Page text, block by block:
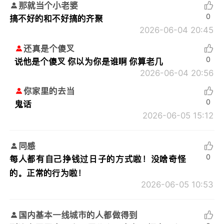
那就当个小老婆
搞不好的和不好搞的齐聚
2026-06-04 20:45
0
还真是个傻叉
说他是个傻叉 你以为你是谁啊 你算老几
2026-06-04 20:56
0
你家里的去当
鬼话
2026-06-05 15:12
0
同感
每人都有自己挣钱过日子的方式啦！没啥奇怪
的。正常的行为啦！
2026-06-05 10:53
0
国内基本一线城市的人都做得到